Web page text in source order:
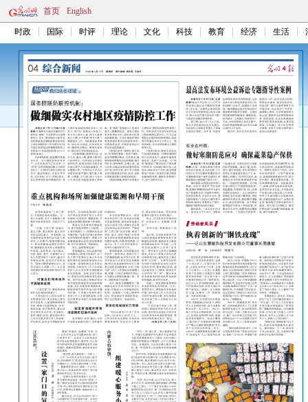
首页 English
时政 国际 时评 理论 文化 科技 教育 经济 生活